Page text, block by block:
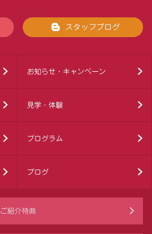
スタッフブログ
お知らせ・キャンペーン
見学・体験
プログラム
ブログ
ご紹介特典